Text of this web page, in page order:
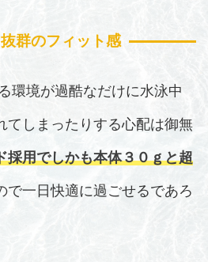
群のフィット感
環境が過酷なだけに水泳中
てしまったりする心配は御無
採用でしかも本体３０ｇと超
で一日快適に過ごせるであろ